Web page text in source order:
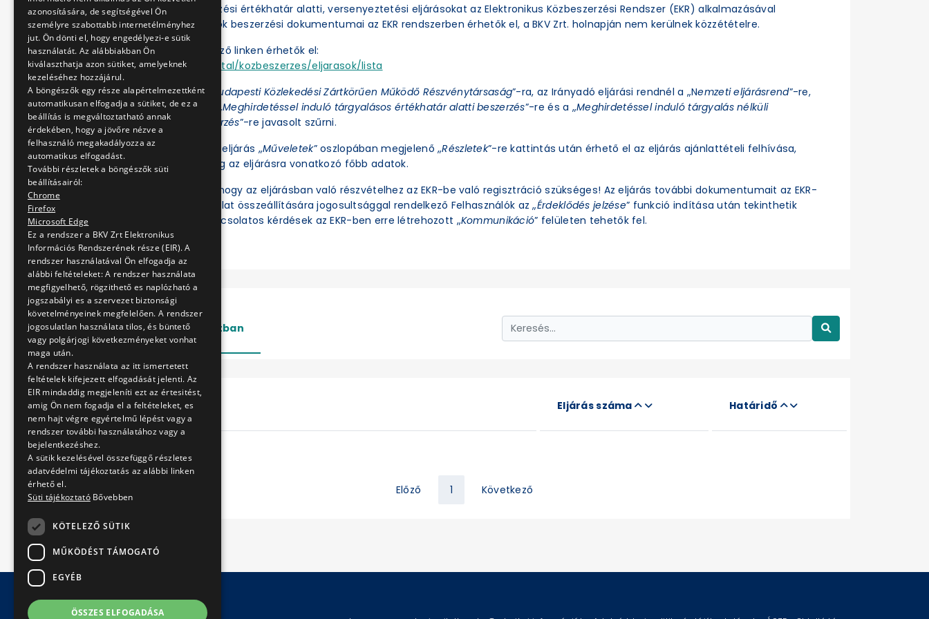
A BKV Zrt. a közbeszerzési értékhatár alatti, versenyeztetési eljárásokat az Elektronikus Közbeszerzési Rendszer (EKR) alkalmazásával
folytatja le. Az eljárások beszerzési dokumentumai az EKR rendszerben érhetők el, a BKV Zrt. holnapján nem kerülnek közzétételre.
Az eljárások a következő linken érhetők el:
https://ekr.gov.hu/portal/kozbeszerzes/eljarasok/lista
Az Ajánlatkérőnél a „
Budapesti Közlekedési Zártkörűen Működő Részvénytársaság”-ra, az Irányadó eljárási rendnél a „Nemzeti eljárásrend”-re,
az Eljárás fajtájánál a „Meghirdetéssel induló tárgyalásos értékhatár alatti beszerzés”-re és a „Meghirdetéssel induló tárgyalás nélküli
értékhatár alatti beszerzés”-re javasolt szűrni.
Ezt követően az adott eljárás „Műveletek” oszlopában megjelenő „Részletek”-re kattintás után érhető el az eljárás ajánlattételi felhívása,
illetve tekinthetők meg az eljárásra vonatkozó főbb adatok.
Felhívjuk a figyelmet, hogy az eljárásban való részvételhez az EKR-be való regisztráció szükséges! Az eljárás további dokumentumait az EKR-
ben regisztrált és ajánlat összeállítására jogosultsággal rendelkező Felhasználók az „Érdeklődés jelzése” funkció indítása után tekinthetik
meg. Az eljárással kapcsolatos kérdések az EKR-ben erre létrehozott „Kommunikáció” felületen tehetők fel.
Lezárt Folyamatban
Cím Eljárás száma Határidő
Előző 1 Következő
azonosítására, de segítségével Ön
személyre szabottabb internetélményhez
jut. Ön dönti el, hogy engedélyezi-e sütik
használatát. Az alábbiakban Ön
kiválaszthatja azon sütiket, amelyeknek
kezeléséhez hozzájárul.
A böngészők egy része alapértelmezettként
automatikusan elfogadja a sütiket, de ez a
beállítás is megváltoztatható annak
érdekében, hogy a jövőre nézve a
felhasználó megakadályozza az
automatikus elfogadást.
További részletek a böngészők süti
beállításairól:
Chrome
Firefox
Microsoft Edge
Ez a rendszer a BKV Zrt Elektronikus
Információs Rendszerének része (EIR). A
rendszer használatával Ön elfogadja az
alábbi feltételeket: A rendszer használata
megfigyelhető, rögzithető es naplózható a
jogszabályi es a szervezet biztonsági
követelményeinek megfelelően. A rendszer
jogosulatlan használata tilos, és büntető
vagy polgárjogi következményeket vonhat
maga után.
A rendszer használata az itt ismertetett
feltételek kifejezett elfogadását jelenti. Az
EIR mindaddig megjeleníti ezt az értesitést,
amig Ön nem fogadja el a feltételeket, es
nem hajt végre egyértelmű lépést vagy a
rendszer további használatához vagy a
bejelentkezéshez.
A sütik kezelésével összefüggő részletes
adatvédelmi tájékoztatás az alábbi linken
érhető el.
Süti tájékoztató Bővebben
KÖTELEZŐ SÜTIK
MŰKÖDÉST TÁMOGATÓ
EGYÉB
ÖSSZES ELFOGADÁSA